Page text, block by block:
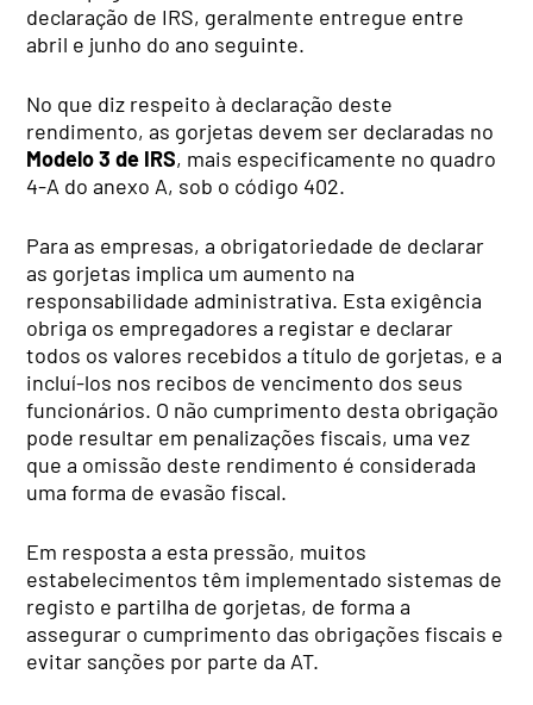
declaração de IRS, geralmente entregue entre
abril e junho do ano seguinte.
No que diz respeito à declaração deste
rendimento, as gorjetas devem ser declaradas no
Modelo 3 de IRS, mais especificamente no quadro
4-A do anexo A, sob o código 402.
Para as empresas, a obrigatoriedade de declarar
as gorjetas implica um aumento na
responsabilidade administrativa. Esta exigência
obriga os empregadores a registar e declarar
todos os valores recebidos a título de gorjetas, e a
incluí-los nos recibos de vencimento dos seus
funcionários. O não cumprimento desta obrigação
pode resultar em penalizações fiscais, uma vez
que a omissão deste rendimento é considerada
uma forma de evasão fiscal.
Em resposta a esta pressão, muitos
estabelecimentos têm implementado sistemas de
registo e partilha de gorjetas, de forma a
assegurar o cumprimento das obrigações fiscais e
evitar sanções por parte da AT.